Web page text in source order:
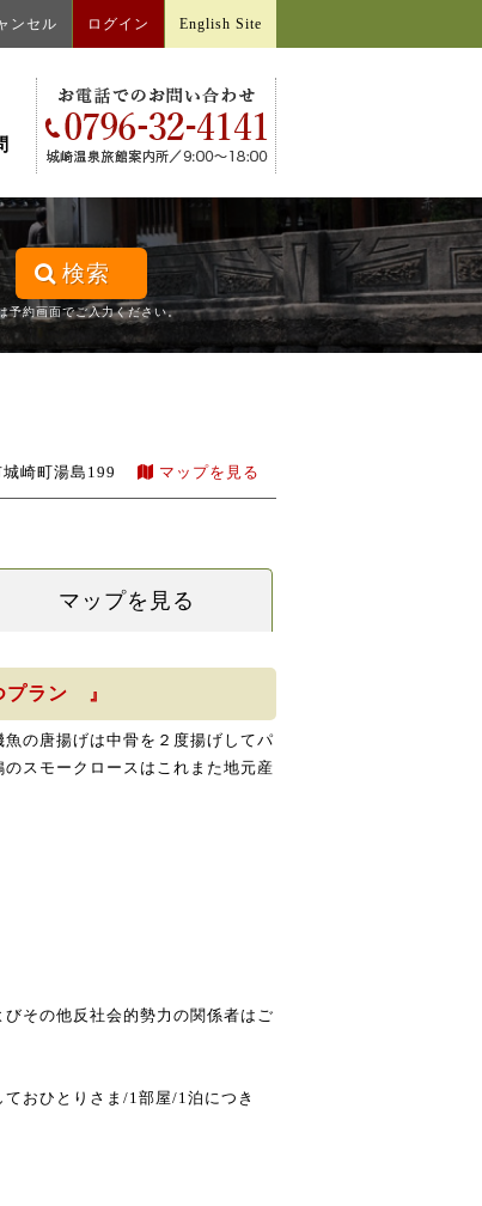
ンセル ログイン English Site
検索
予約画面でご入力ください。
城崎町湯島199 マップを見る
マップを見る
ラン 』
の唐揚げは中骨を２度揚げしてパ
スモークロースはこれまた地元産
その他反社会的勢力の関係者はご
おひとりさま/1部屋/1泊につき